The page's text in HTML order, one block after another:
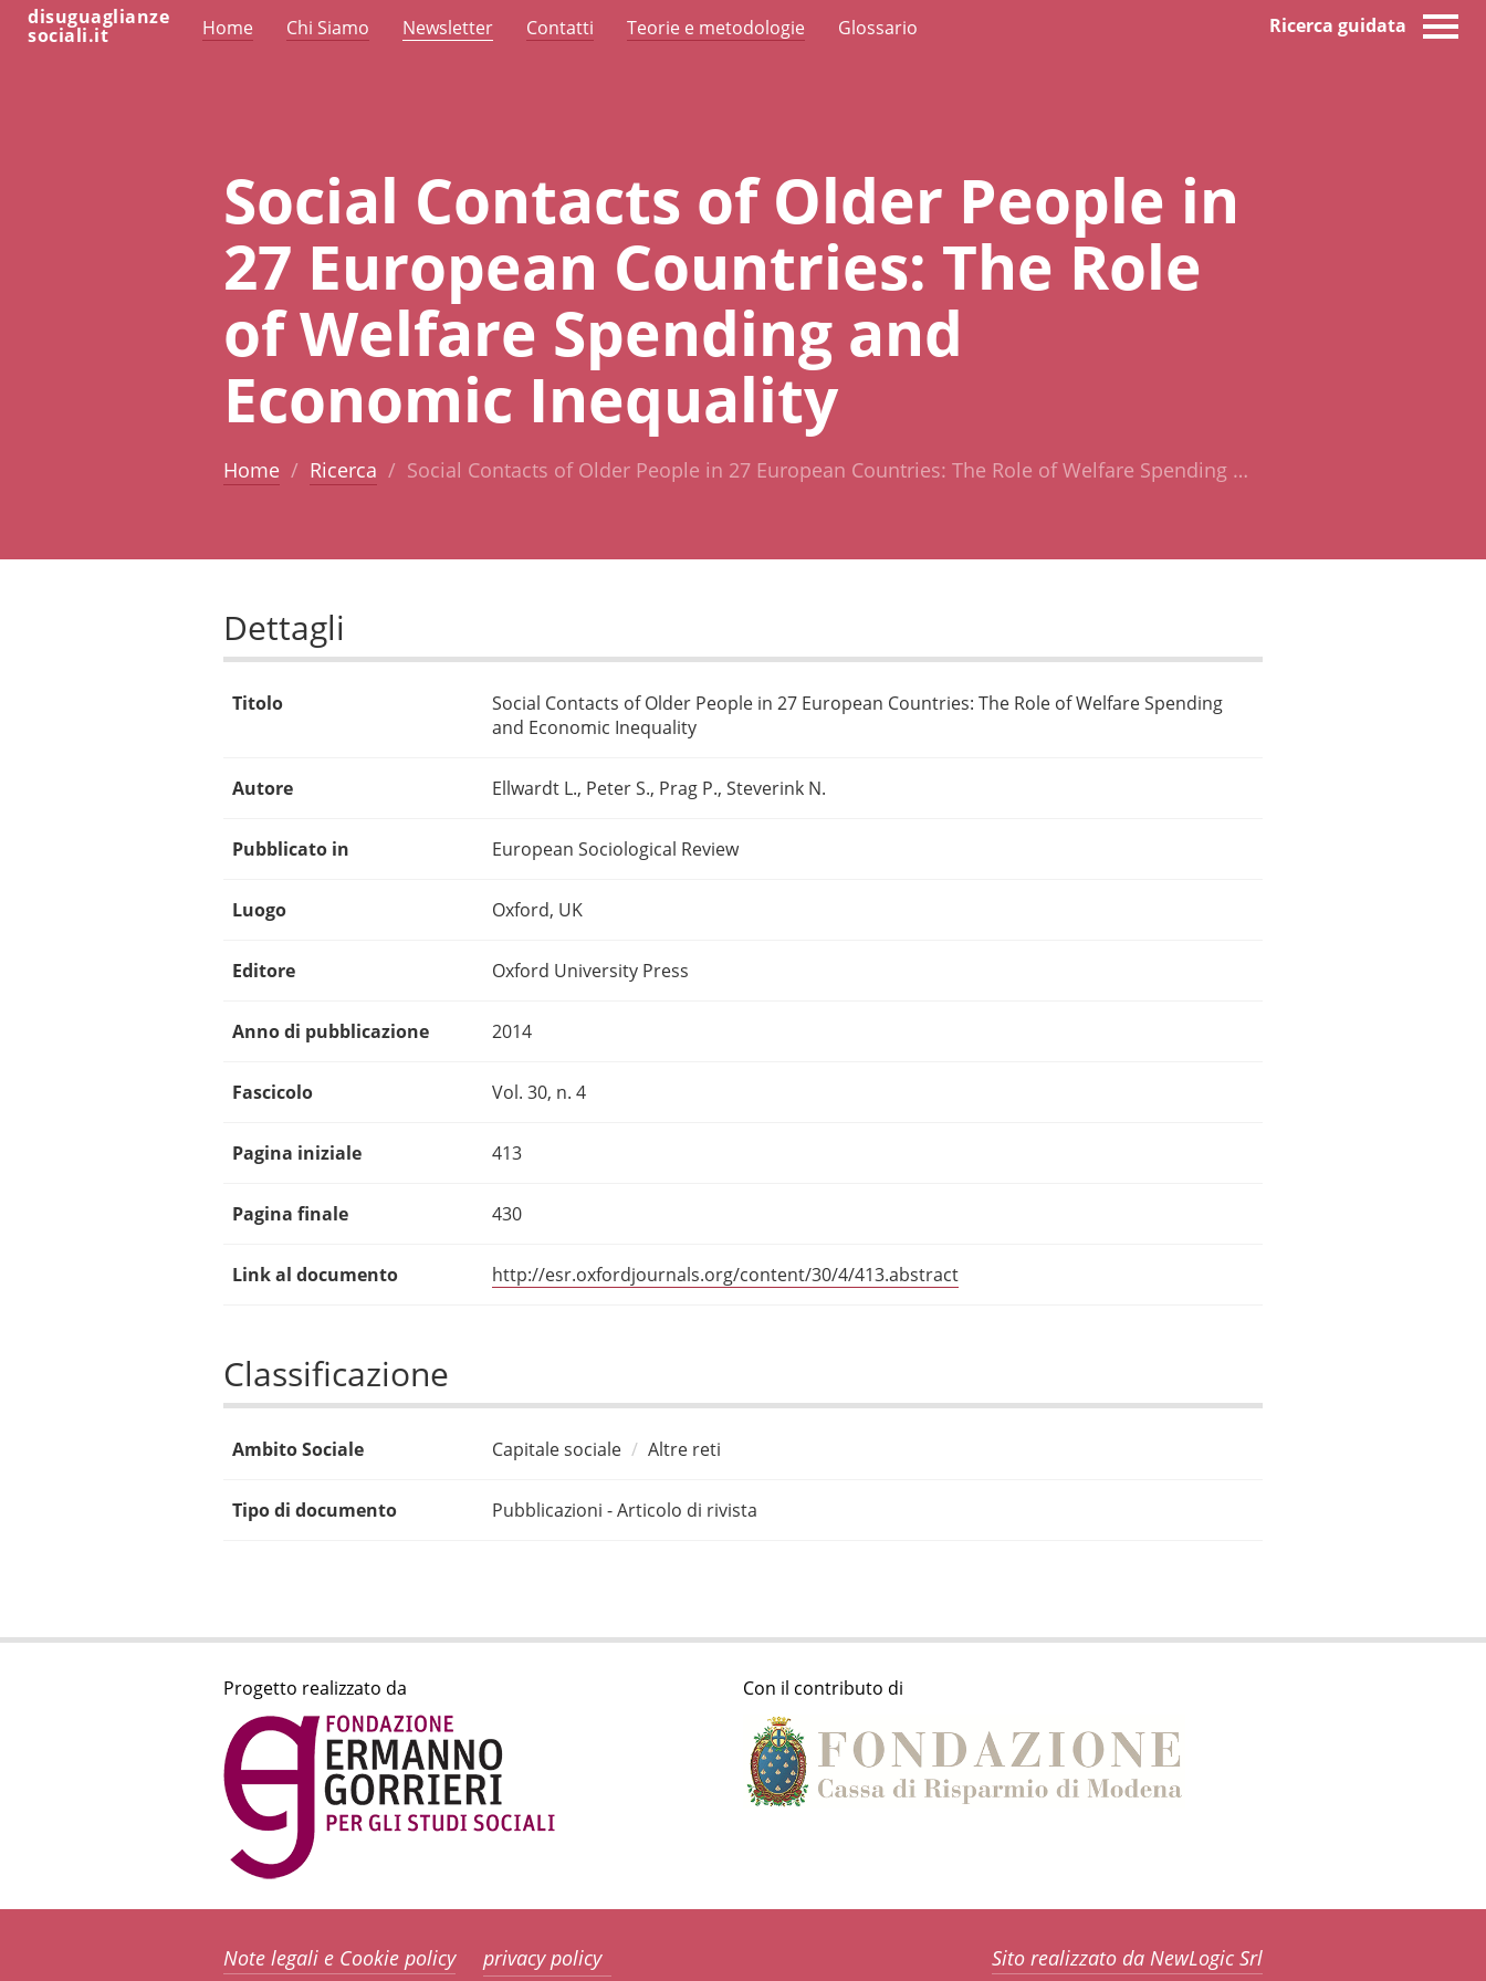
disuguaglianze
sociali.it Home Chi Siamo Newsletter Contatti Teorie e metodologie Glossario Ricerca guidata
Social Contacts of Older People in
27 European Countries: The Role
of Welfare Spending and
Economic Inequality
Home Ricerca Social Contacts of Older People in 27 European Countries: The Role of Welfare Spending …
Dettagli
Titolo
Social Contacts of Older People in 27 European Countries: The Role of Welfare Spending
and Economic Inequality
Autore Ellwardt L., Peter S., Prag P., Steverink N.
Pubblicato in European Sociological Review
Luogo Oxford, UK
Editore Oxford University Press
Anno di pubblicazione 2014
Fascicolo Vol. 30, n. 4
Pagina iniziale 413
Pagina finale 430
Link al documento http://esr.oxfordjournals.org/content/30/4/413.abstract
Classificazione
Ambito Sociale Capitale sociale Altre reti
Tipo di documento Pubblicazioni - Articolo di rivista
Progetto realizzato da Con il contributo di
Note legali e Cookie policy privacy policy Sito realizzato da NewLogic Srl